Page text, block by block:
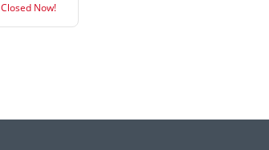
Closed Now!